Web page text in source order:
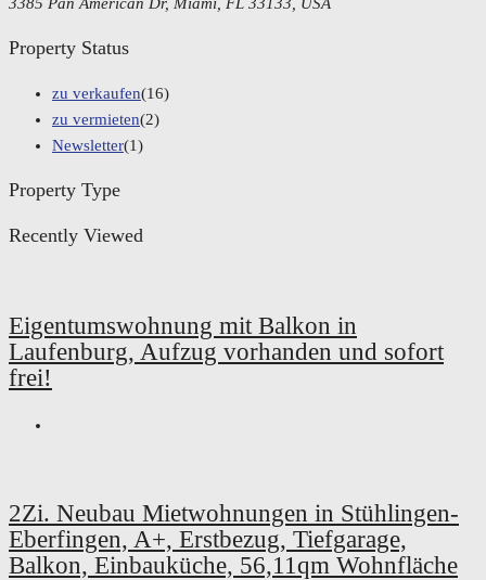
Property Status
zu verkaufen(16)
zu vermieten(2)
Newsletter(1)
Property Type
Recently Viewed
Eigentumswohnung mit Balkon in
Laufenburg, Aufzug vorhanden und sofort
frei!
2Zi. Neubau Mietwohnungen in Stühlingen-
Eberfingen, A+, Erstbezug, Tiefgarage,
Balkon, Einbauküche, 56,11qm Wohnfläche